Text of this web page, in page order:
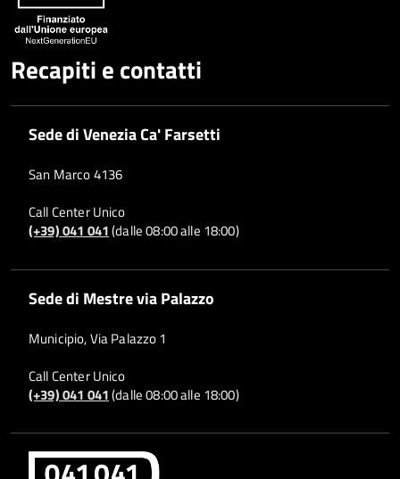
Recapiti e contatti
Sede di Venezia Ca' Farsetti
San Marco 4136
Call Center Unico
(+39) 041 041(dalle 08:00 alle 18:00)
Sede di Mestre via Palazzo
Municipio, Via Palazzo 1
Call Center Unico
(+39) 041 041(dalle 08:00 alle 18:00)